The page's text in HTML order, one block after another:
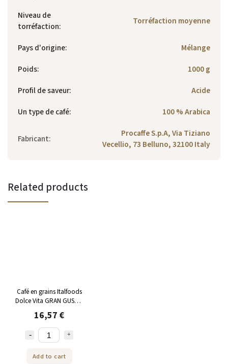
Niveau de
torréfaction: Torréfaction moyenne
Pays d'origine:
Mélange
Poids:
1000 g
Profil de saveur:
Acide
Un type de café: 100 % Arabica
Fabricant:
Procaffe S.p.A, Via Tiziano
Vecellio, 73 Belluno, 32100 Italy
Related products
Café en grains Italfoods
Dolce Vita GRAN GUSTO
1kg
16,57 €
Add to cart